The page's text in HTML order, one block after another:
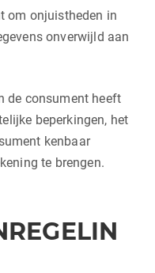
om onjuistheden in
onverwijld aan
de consument heeft
beperkingen, het
kenbaar
te brengen.